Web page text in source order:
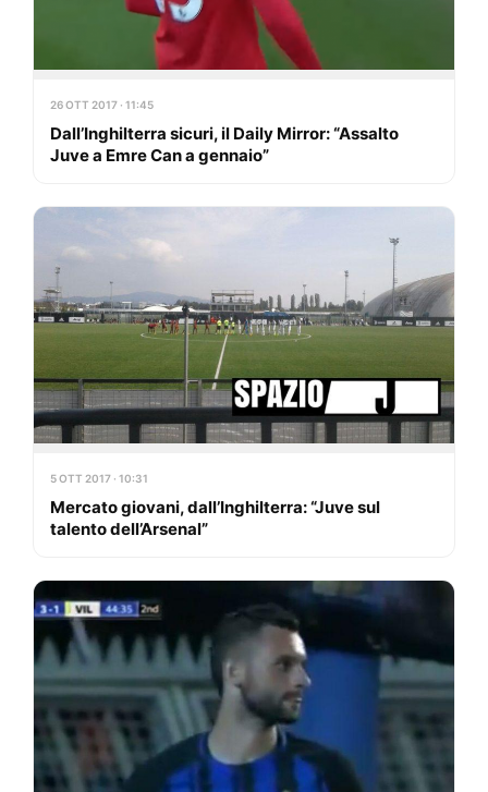
26 OTT 2017 · 11:45
Dall’Inghilterra sicuri, il Daily Mirror: “Assalto
Juve a Emre Can a gennaio”
5 OTT 2017 · 10:31
Mercato giovani, dall’Inghilterra: “Juve sul
talento dell’Arsenal”